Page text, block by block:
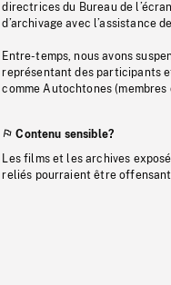
directrices du Bureau de
d’archivage avec l’assistance
Entre-temps, nous avons
représentant des participants
comme Autochtones
Contenu sensible?
Les films et les archives
reliés pourraient être